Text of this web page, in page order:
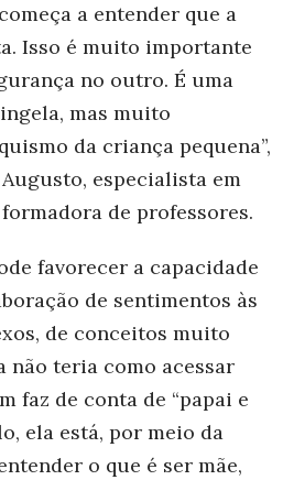
a entender que a
Isso é muito importante
no outro. É uma
mas muito
da criança pequena”,
especialista em
de professores.
favorecer a capacidade
de sentimentos às
de conceitos muito
não teria como acessar
faz de conta de “papai e
ela está, por meio da
o que é ser mãe,